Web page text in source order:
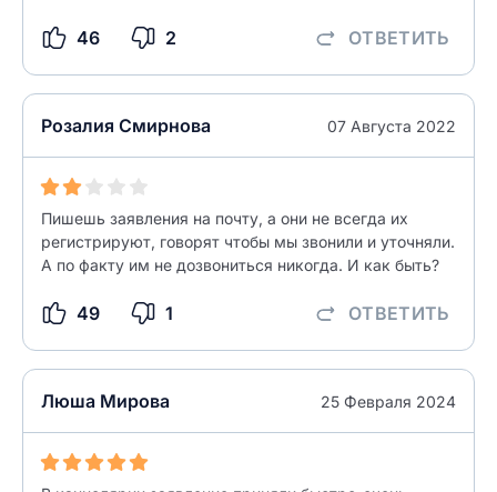
46 2 ОТВЕТИТЬ
Розалия Смирнова 07 Августа 2022
Пишешь заявления на почту, а они не всегда их
регистрируют, говорят чтобы мы звонили и уточняли.
А по факту им не дозвониться никогда. И как быть?
49 1 ОТВЕТИТЬ
Люша Мирова 25 Февраля 2024